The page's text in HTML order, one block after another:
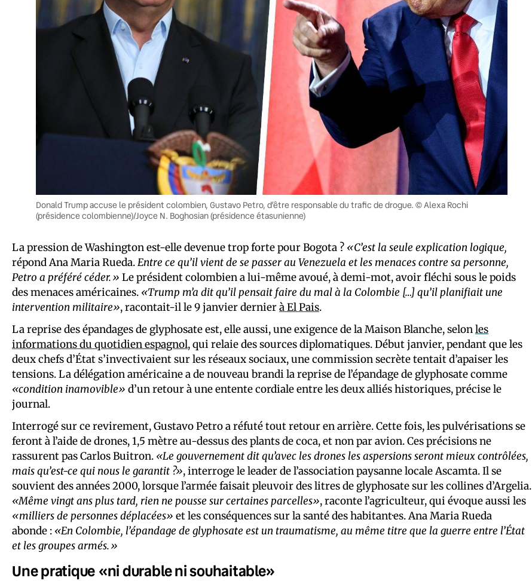
Donald Trump accuse le président colombien, Gustavo Petro, d’être responsable du trafic de drogue. © Alexa Rochi
(présidence colombienne)/Joyce N. Boghosian (présidence étasunienne)
La pression de Washington est-elle devenue trop forte pour Bogota ? «C’est la seule explication logique,
répond Ana Maria Rueda.Entre ce qu’il vient de se passer au Venezuela et les menaces contre sa personne,
Petro a préféré céder.» Le président colombien a lui-même avoué, à demi-mot, avoir fléchi sous le poids
des menaces américaines. «Trump m’a dit qu’il pensait faire du mal à la Colombie […] qu’il planifiait une
intervention militaire», racontait-il le 9 janvier dernierà El Pais.
La reprise des épandages de glyphosate est, elle aussi, une exigence de la Maison Blanche, selonles
informations du quotidien espagnol, qui relaie des sources diplomatiques. Début janvier, pendant que les
deux chefs d’État s’invectivaient sur les réseaux sociaux, une commission secrète tentait d’apaiser les
tensions. La délégation américaine a de nouveau brandi la reprise de l’épandage de glyphosate comme
«condition inamovible» d’un retour à une entente cordiale entre les deux alliés historiques, précise le
journal.
Interrogé sur ce revirement, Gustavo Petro a réfuté tout retour en arrière. Cette fois, les pulvérisations se
feront à l’aide de drones, 1,5 mètre au-dessus des plants de coca, et non par avion. Ces précisions ne
rassurent pas Carlos Buitron. «Le gouvernement dit qu’avec les drones les aspersions seront mieux contrôlées,
mais qu’est-ce qui nous le garantit ?», interroge le leader de l’association paysanne locale Ascamta. Il se
souvient des années 2000, lorsque l’armée faisait pleuvoir des litres de glyphosate sur les collines d’Argelia.
«Même vingt ans plus tard, rien ne pousse sur certaines parcelles», raconte l’agriculteur, qui évoque aussi les
«milliers de personnes déplacées» et les conséquences sur la santé des habitant·es. Ana Maria Rueda
abonde : «En Colombie, l’épandage de glyphosate est un traumatisme, au même titre que la guerre entre l’État
et les groupes armés.»
Une pratique «ni durable ni souhaitable»